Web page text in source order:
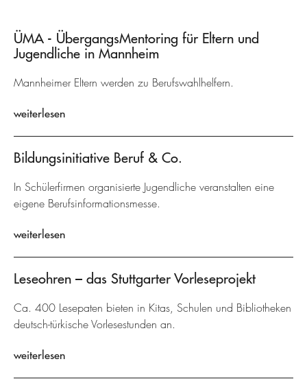
ÜMA - ÜbergangsMentoring für Eltern und
Jugendliche in Mannheim
Mannheimer Eltern werden zu Berufswahlhelfern.
weiterlesen
Bildungsinitiative Beruf & Co.
In Schülerfirmen organisierte Jugendliche veranstalten eine
eigene Berufsinformationsmesse.
weiterlesen
Leseohren – das Stuttgarter Vorleseprojekt
Ca. 400 Lesepaten bieten in Kitas, Schulen und Bibliotheken
deutsch-türkische Vorlesestunden an.
weiterlesen